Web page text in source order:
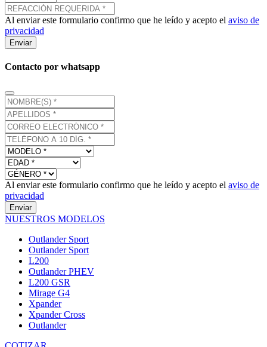
Al enviar este formulario confirmo que he leído y acepto el aviso de
privacidad
Enviar
Contacto por whatsapp
Al enviar este formulario confirmo que he leído y acepto el aviso de
privacidad
Enviar
NUESTROS MODELOS
Outlander Sport
Outlander Sport
L200
Outlander PHEV
L200 GSR
Mirage G4
Xpander
Xpander Cross
Outlander